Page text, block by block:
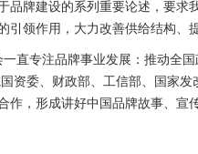
品牌建设的系列重要论述，要
引领作用，大力改善供给结构、
直专注品牌事业发展：推动全
资委、财政部、工信部、国家
作，形成讲好中国品牌故事、